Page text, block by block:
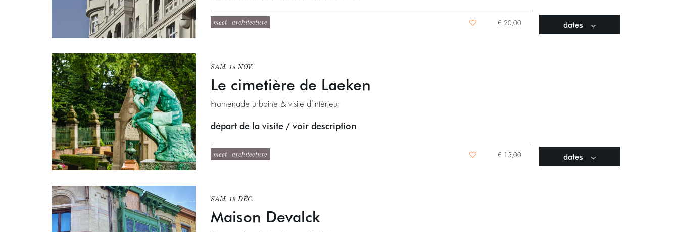
meet architecture € 20,00 dates
Le cimetière de Laeken
Promenade urbaine & visite d’intérieur
SAM. 14 NOV.
départ de la visite / voir description
meet architecture € 15,00 dates
Maison Devalck
SAM. 19 DÉC.